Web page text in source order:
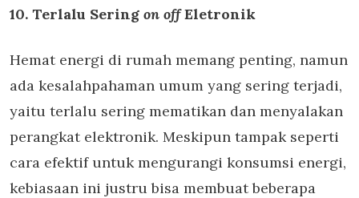
10. Terlalu Sering on offEletronik
Hemat energi di rumah memang penting, namun
ada kesalahpahaman umum yang sering terjadi,
yaitu terlalu sering mematikan dan menyalakan
perangkat elektronik. Meskipun tampak seperti
cara efektif untuk mengurangi konsumsi energi,
kebiasaan ini justru bisa membuat beberapa